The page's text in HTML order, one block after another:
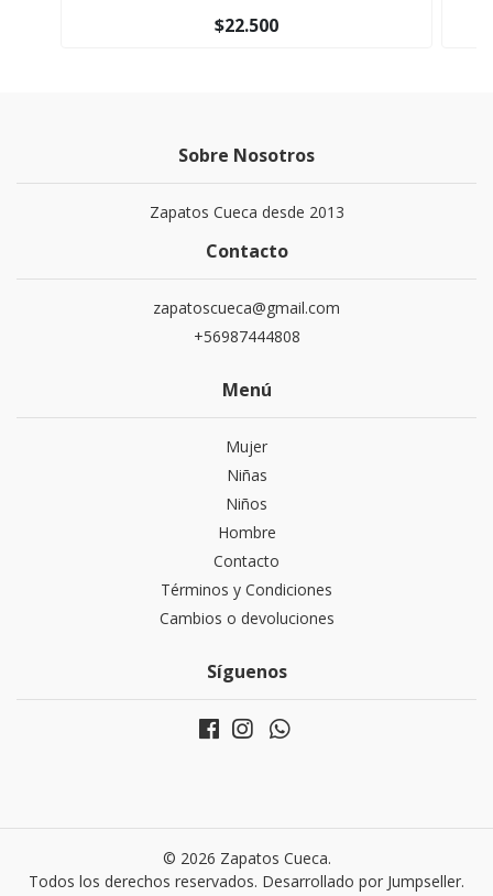
$22.500
Sobre Nosotros
Zapatos Cueca desde 2013
Contacto
zapatoscueca@gmail.com
+56987444808
Menú
Mujer
Niñas
Niños
Hombre
Contacto
Términos y Condiciones
Cambios o devoluciones
Síguenos
© 2026 Zapatos Cueca.
Todos los derechos reservados. Desarrollado por Jumpseller.